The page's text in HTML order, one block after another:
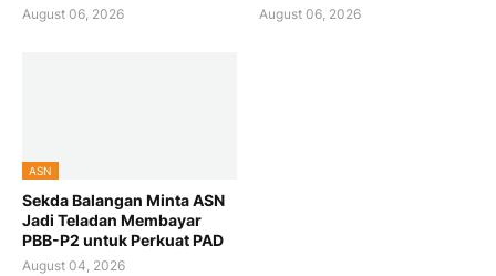
August 06, 2026 August 06, 2026
ASN
Sekda Balangan Minta ASN
Jadi Teladan Membayar
PBB-P2 untuk Perkuat PAD
August 04, 2026